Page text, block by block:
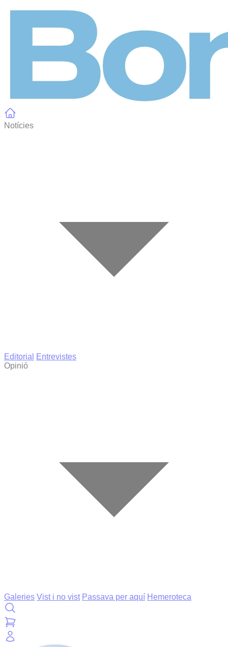
Notícies
Editorial
Entrevistes
Opinió
Galeries Vist i no vist Passava per aquí Hemeroteca